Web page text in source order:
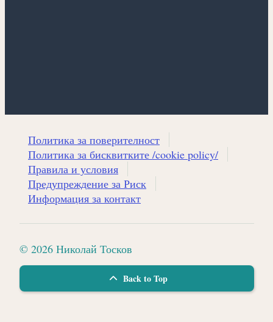
Политика за поверителност
Политика за бисквитките /cookie policy/
Правила и условия
Предупреждение за Риск
Информация за контакт
© 2026 Николай Тосков
Back to Top